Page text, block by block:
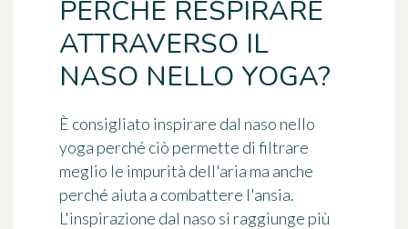
PERCHÉ RESPIRARE
ATTRAVERSO IL
NASO NELLO YOGA?
È consigliato inspirare dal naso nello
yoga perché ciò permette di filtrare
meglio le impurità dell'aria ma anche
perché aiuta a combattere l'ansia.
L'inspirazione dal naso si raggiunge più